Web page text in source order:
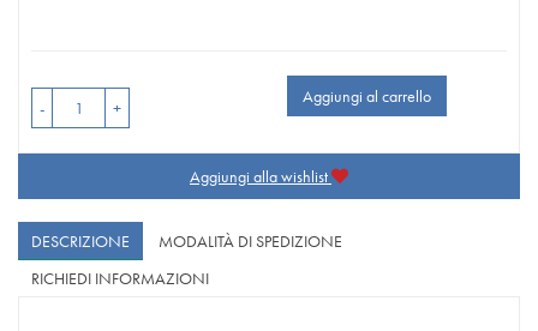
- +
Aggiungi al carrello
Aggiungi alla wishlist
DESCRIZIONE
MODALITÀ DI SPEDIZIONE
RICHIEDI INFORMAZIONI